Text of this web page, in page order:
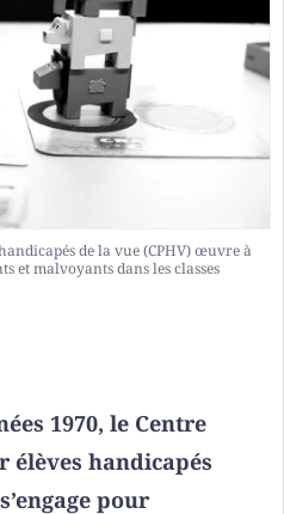
de la vue (CPHV) œuvre à
et malvoyants dans les classes
1970, le Centre
élèves handicapés
pour